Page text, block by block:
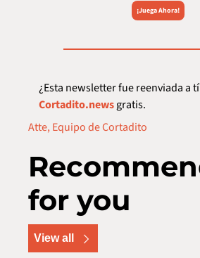
¡Juega Ahora!
Cortadito.news gratis.
Atte, Equipo de Cortadito
for you
View all